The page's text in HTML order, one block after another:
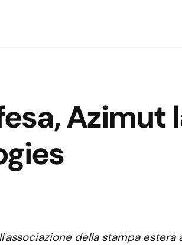
Azimut
della stampa estera